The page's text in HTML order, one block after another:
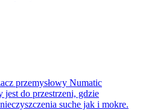
przemysłowy Numatic
jest do przestrzeni, gdzie
suche jak i mokre.